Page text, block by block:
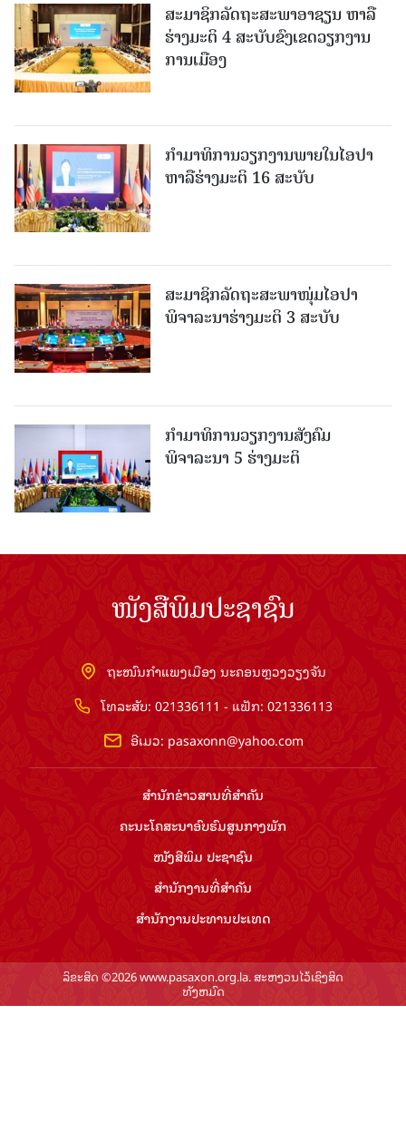
ສະມາຊິກລັດຖະສະພາອາຊຽນ ຫາລື
ຮ່າງມະຕິ 4 ສະບັບຂົງເຂດວຽກງານ
ການເມືອງ
ກຳມາທິການວຽກງານພາຍໃນໄອປາ
ຫາລືຮ່າງມະຕິ 16 ສະບັບ
ສະມາຊິກລັດຖະສະພາໜຸ່ມໄອປາ
ພິຈາລະນາຮ່າງມະຕິ 3 ສະບັບ
ກໍາມາທິການວຽກງານສັງຄົມ
ພິຈາລະນາ 5 ຮ່າງມະຕິ
ໜັງສືພິມປະຊາຊົນ
ຖະໜົນກຳແພງເມືອງ ນະຄອນຫຼວງວຽງຈັນ
ໂທລະສັບ: 021336111 - ແຟັກ: 021336113
ອີເມວ: pasaxonn@yahoo.com
ສຳ​ນັກ​ຂ່າວ​ສານ​ທີ່​ສຳ​ຄັນ​
ຄະນະໂຄສະນາອົບຮົມ​ສູນ​ກາງ​ພັກ
ໜັງສືພິມ ປະ​ຊາ​ຊົນ
ສຳ​ນັກ​ງານ​ທີ່​ສຳ​ຄັນ
ສຳ​ນັກ​ງານ​ປະ​ທານ​ປະ​ເທດ
ລິຂະສິດ ©2026 www.pasaxon.org.la. ສະຫງວນໄວ້ເຊິງສິດ
ທັງຫມົດ